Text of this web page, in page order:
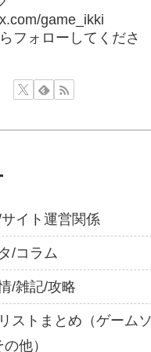
game_ikki
フォローしてくださ
イト運営関係
/コラム
/雑記/攻略
ストまとめ（ゲーム
他）